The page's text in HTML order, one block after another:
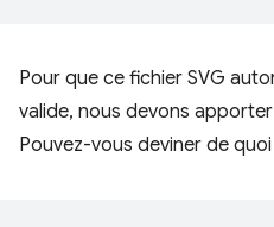
Pour que ce fichier SVG
valide, nous devons
Pouvez-vous deviner de quoi